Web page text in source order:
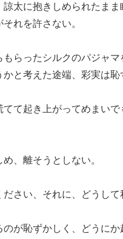
太に抱きしめられたま
れを許さない。
らったシルクのパジャ
と考えた途端、彩実は恥
てて起き上がってめまい
、離そうとしない。
ださい、それに、どうし
が恥ずかしく、どうに